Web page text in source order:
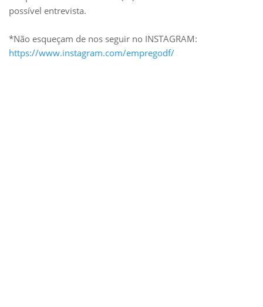
possível entrevista.
*Não esqueçam de nos seguir no INSTAGRAM:
https://www.instagram.com/empregodf/